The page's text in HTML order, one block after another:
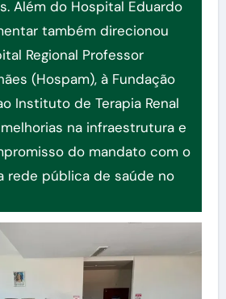
Além do Hospital Eduardo
também direcionou
Regional Professor
(Hospam), à Fundação
Instituto de Terapia Renal
na infraestrutura e
do mandato com o
rede pública de saúde no